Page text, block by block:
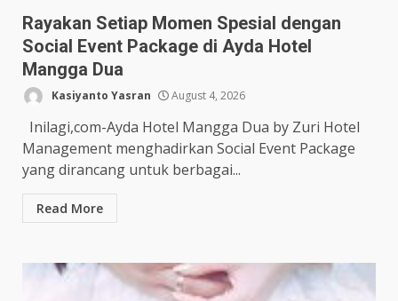
Rayakan Setiap Momen Spesial dengan
Social Event Package di Ayda Hotel
Mangga Dua
Kasiyanto Yasran August 4, 2026
Inilagi,com-Ayda Hotel Mangga Dua by Zuri Hotel
Management menghadirkan Social Event Package
yang dirancang untuk berbagai...
Read More